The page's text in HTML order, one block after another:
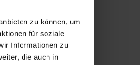
zu können, um
für soziale
Informationen zu
die auch in